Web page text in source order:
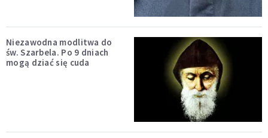
Niezawodna modlitwa do
św. Szarbela. Po 9 dniach
mogą dziać się cuda